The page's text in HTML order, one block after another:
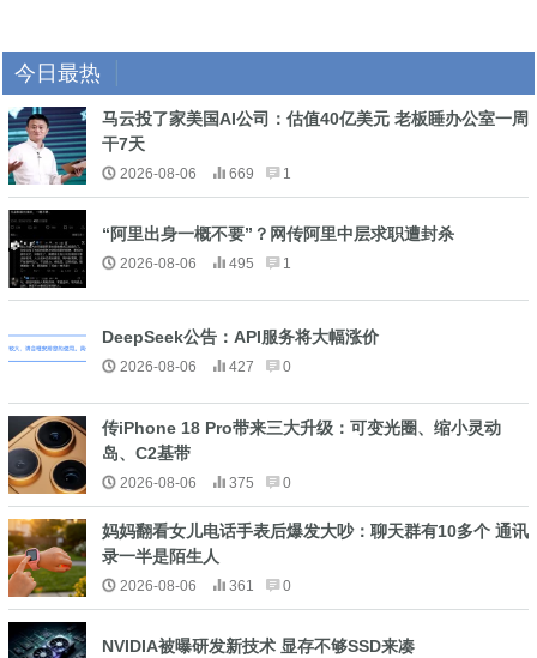
今日最热
马云投了家美国AI公司：估值40亿美元 老板睡办公室一周
干7天
2026-08-06 669 1
“阿里出身一概不要”？网传阿里中层求职遭封杀
2026-08-06 495 1
DeepSeek公告：API服务将大幅涨价
2026-08-06 427 0
传iPhone 18 Pro带来三大升级：可变光圈、缩小灵动
岛、C2基带
2026-08-06 375 0
妈妈翻看女儿电话手表后爆发大吵：聊天群有10多个 通讯
录一半是陌生人
2026-08-06 361 0
NVIDIA被曝研发新技术 显存不够SSD来凑